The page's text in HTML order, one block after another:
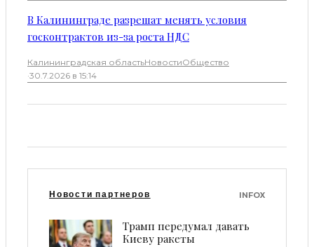
В Калининграде разрешат менять условия
госконтрактов из-за роста НДС
Калининградская областьНовостиОбщество
·30.7.2026 в 15:14
Новости партнеров INFOX
Трамп передумал давать
Киеву ракеты